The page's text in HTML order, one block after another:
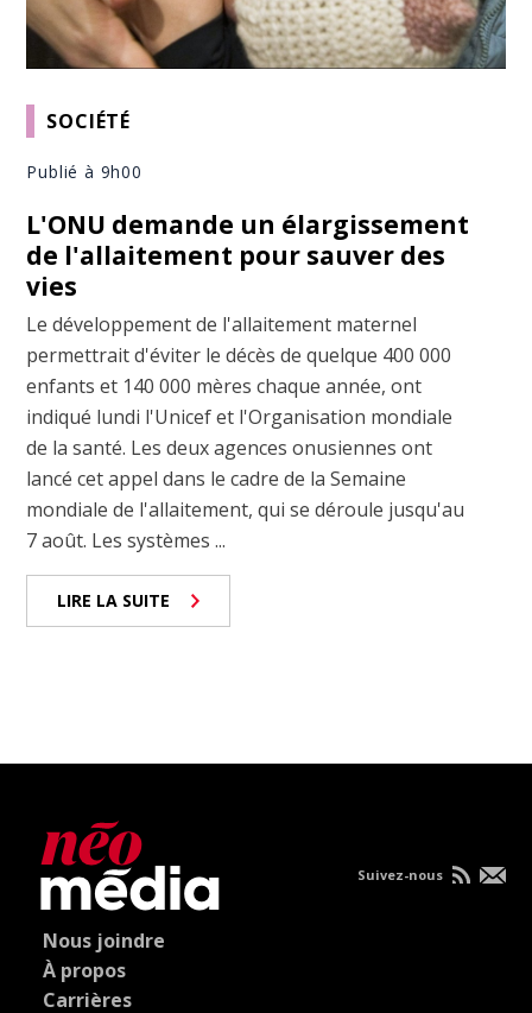
SOCIÉTÉ
Publié à 9h00
L'ONU demande un élargissement
de l'allaitement pour sauver des
vies
Le développement de l'allaitement maternel
permettrait d'éviter le décès de quelque 400 000
enfants et 140 000 mères chaque année, ont
indiqué lundi l'Unicef et l'Organisation mondiale
de la santé. Les deux agences onusiennes ont
lancé cet appel dans le cadre de la Semaine
mondiale de l'allaitement, qui se déroule jusqu'au
7 août. Les systèmes ...
LIRE LA SUITE
Nous joindre
À propos
Carrières
Suivez-nous